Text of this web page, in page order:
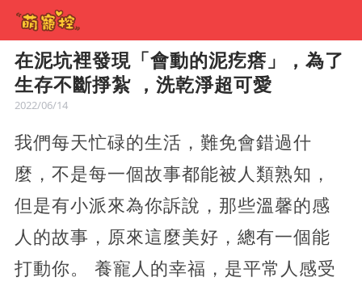
在泥坑裡發現「會動的泥疙瘩」，為了
生存不斷掙紮 ，洗乾淨超可愛
2022/06/14
我們每天忙碌的生活，難免會錯過什
麼，不是每一個故事都能被人類熟知，
但是有小派來為你訴說，那些溫馨的感
人的故事，原來這麼美好，總有一個能
打動你。 養寵人的幸福，是平常人感受